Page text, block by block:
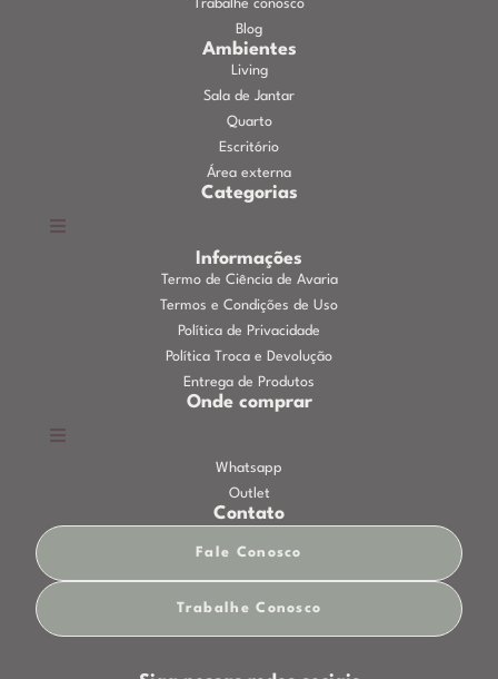
Trabalhe conosco
Blog
Ambientes
Living
Sala de Jantar
Quarto
Escritório
Área externa
Categorias
Informações
Termo de Ciência de Avaria
Termos e Condições de Uso
Política de Privacidade
Política Troca e Devolução
Entrega de Produtos
Onde comprar
Whatsapp
Outlet
Contato
Fale Conosco
Trabalhe Conosco